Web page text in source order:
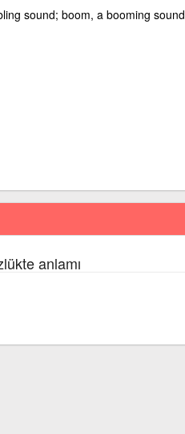
sound; boom, a booming sound
anlamı